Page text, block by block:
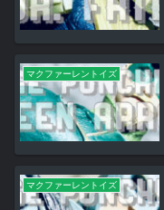
マクファーレントイズ
マクファーレントイズ